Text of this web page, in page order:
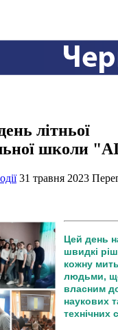
літньої
школи
31 травня 2023
Цей день
швидкі
кожну
людьми,
власним
наукових
технічних